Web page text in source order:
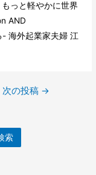
っと軽やかに世界
AND
- 海外起業家夫婦 江
次の投稿 →
索